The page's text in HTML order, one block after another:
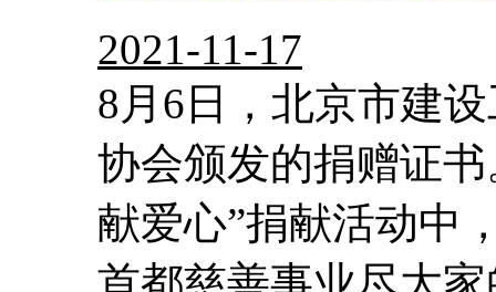
2021-11-17
8月6日，北京市建
协会颁发的捐赠证
献爱心”捐献活动中